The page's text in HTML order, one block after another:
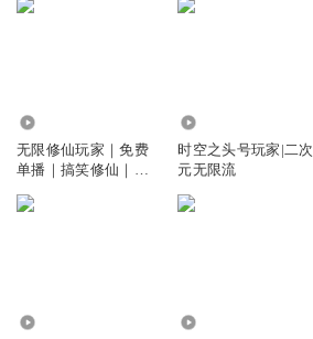
无限修仙玩家｜免费
单播｜搞笑修仙｜无
时空之头号玩家|二次
元无限流